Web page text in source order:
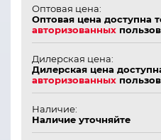
Оптовая цена:
Оптовая цена доступна
авторизованных
Дилерская цена:
Дилерская цена
авторизованных
Наличие:
Наличие уточняйте